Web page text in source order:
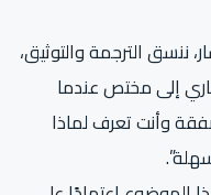
ننسق الترجمة والتوثيق،
إلى مختص عندما
وأنت تعرف لماذا